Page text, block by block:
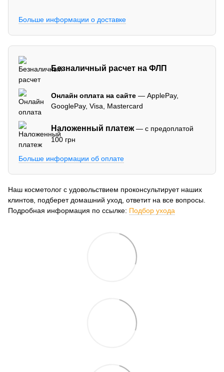
Больше информации о доставке
Безналичный расчет на ФЛП
Онлайн оплата на сайте — ApplePay,
GooglePay, Visa, Mastercard
Наложенный платеж— с предоплатой
100 грн
Больше информации об оплате
Наш косметолог с удовольствием проконсультирует наших
клинтов, подберет домашний уход, ответит на все вопросы.
Подробная информация по ссылке: Подбор ухода